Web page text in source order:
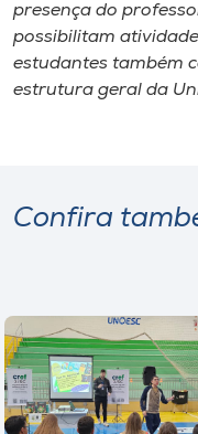
presença do
possibilitam
estudantes também
estrutura geral da
Confira